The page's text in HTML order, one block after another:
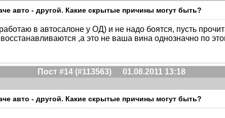
авто - другой. Какие скрытые причины могут быть?
в автосалоне у ОД) и не надо боятся, пусть
,а это не ваша вина однозначно по
Пост #14 (#113563)
01.08.2011 13:18
авто - другой. Какие скрытые причины могут быть?